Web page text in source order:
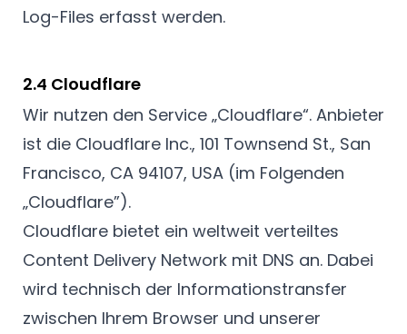
Log-Files erfasst werden.
2.4 Cloudflare
Wir nutzen den Service „Cloudflare“. Anbieter
ist die Cloudflare Inc., 101 Townsend St., San
Francisco, CA 94107, USA (im Folgenden
„Cloudflare”).
Cloudflare bietet ein weltweit verteiltes
Content Delivery Network mit DNS an. Dabei
wird technisch der Informationstransfer
zwischen Ihrem Browser und unserer